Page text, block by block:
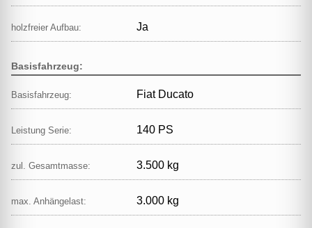
holzfreier Aufbau: Ja
Basisfahrzeug:
Basisfahrzeug: Fiat Ducato
Leistung Serie: 140 PS
zul. Gesamtmasse: 3.500 kg
max. Anhängelast: 3.000 kg